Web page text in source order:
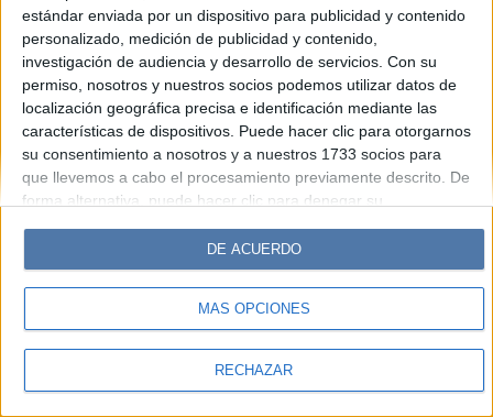
estándar enviada por un dispositivo para publicidad y contenido
personalizado, medición de publicidad y contenido,
investigación de audiencia y desarrollo de servicios. Con su
permiso, nosotros y nuestros socios podemos utilizar datos de
localización geográfica precisa e identificación mediante las
características de dispositivos. Puede hacer clic para otorgarnos
su consentimiento a nosotros y a nuestros 1733 socios para
que llevemos a cabo el procesamiento previamente descrito. De
forma alternativa, puede hacer clic para denegar su
cambiar sus preferencias antes de otorgar su consentimiento.
Tenga en cuenta que algún procesamiento de sus datos
personales puede no requerir de su consentimiento, pero usted
tiene el derecho de rechazar tal procesamiento. Sus
sus preferencias o retirar su consentimiento en cualquier
MÁS OPCIONES
RECHAZAR
DE ACUERDO
Registro de Propiedad Intelectual: Nro. 5346433